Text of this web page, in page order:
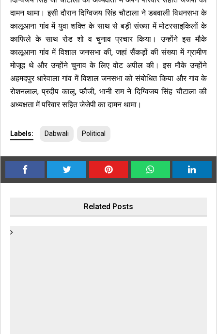
दामन थामा। इसी दौरान दिग्विजय सिंह चौटाला ने डबवाली विधनसभा के
कालूआना गांव में युवा शक्ति के साथ से बड़ी संख्या में मोटरसाइकिलों के
काफिले के साथ रोड शो व चुनाव प्रचार किया। उन्होंने इस मौके
कालूआना गांव में विशाल जनसभा की, जहां सैंकड़ों की संख्या में ग्रामीण
मोजूद थे और उन्होंने चुनाव के लिए वोट अपील की। इस मौके उन्होंने
अहमदपुर धारेवाला गांव में विशाल जनसभा को संबोधित किया और गांव के
रोशनलाल, प्रदीप कालू, फौजी, भानी राम ने दिग्विजय सिंह चौटाला की
अध्यक्षता में परिवार सहित जेजेपी का दामन थामा।
Labels: Dabwali Political
Related Posts